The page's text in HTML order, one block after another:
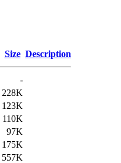
Size Description
-
228K
123K
110K
97K
175K
557K